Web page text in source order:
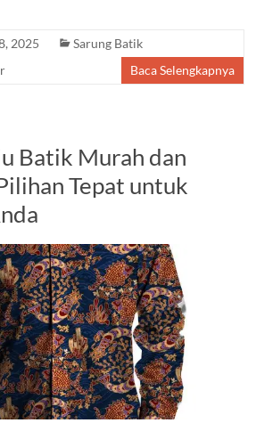
2025
Sarung Batik
Baca Selengkapnya
Batik Murah dan
Tepat untuk